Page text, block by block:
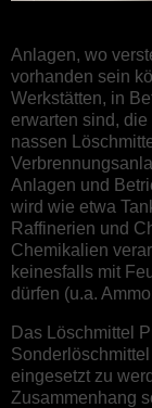
Anlagen, wo
vorhanden sein
Werkstätten, in
erwarten sind,
nassen
Anlagen und
wird wie etwa
Raffinerien und
Chemikalien
keinesfalls mit
dürfen (u.a.
Das Löschmittel
eingesetzt zu
Zusammenhang